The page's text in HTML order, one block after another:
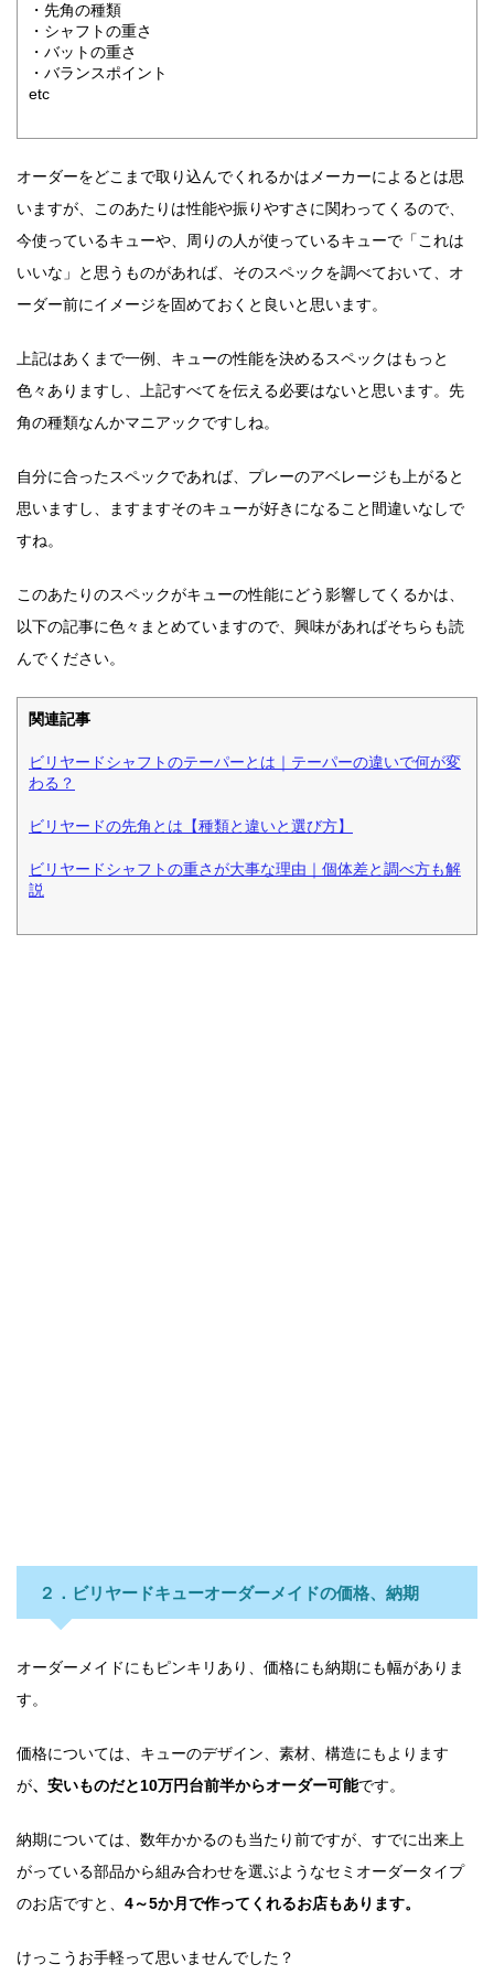
・先角の種類
・シャフトの重さ
・バットの重さ
・バランスポイント
etc
オーダーをどこまで取り込んでくれるかはメーカーによるとは思
いますが、このあたりは性能や振りやすさに関わってくるので、
今使っているキューや、周りの人が使っているキューで「これは
いいな」と思うものがあれば、そのスペックを調べておいて、オ
ーダー前にイメージを固めておくと良いと思います。
上記はあくまで一例、キューの性能を決めるスペックはもっと
色々ありますし、上記すべてを伝える必要はないと思います。先
角の種類なんかマニアックですしね。
自分に合ったスペックであれば、プレーのアベレージも上がると
思いますし、ますますそのキューが好きになること間違いなしで
すね。
このあたりのスペックがキューの性能にどう影響してくるかは、
以下の記事に色々まとめていますので、興味があればそちらも読
んでください。
関連記事
ビリヤードシャフトのテーパーとは｜テーパーの違いで何が変
わる？
ビリヤードの先角とは【種類と違いと選び方】
ビリヤードシャフトの重さが大事な理由｜個体差と調べ方も解
説
２．ビリヤードキューオーダーメイドの価格、納期
オーダーメイドにもピンキリあり、価格にも納期にも幅がありま
す。
価格については、キューのデザイン、素材、構造にもよります
が、安いものだと10万円台前半からオーダー可能です。
納期については、数年かかるのも当たり前ですが、すでに出来上
がっている部品から組み合わせを選ぶようなセミオーダータイプ
のお店ですと、 4～5か月で作ってくれるお店もあります。
けっこうお手軽って思いませんでした？